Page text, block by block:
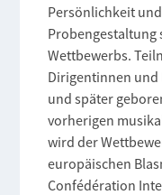
Persönlichkeit
Probengestaltung
Wettbewerbs.
Dirigentinnen und
und später
vorherigen
wird der
europäischen
Confédération